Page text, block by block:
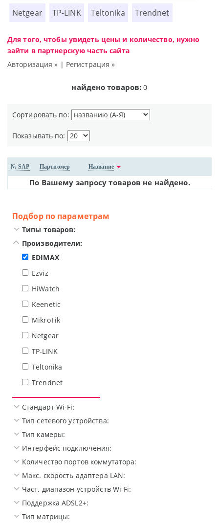
Netgear TP-LINK Teltonika Trendnet
Для того, чтобы увидеть цены и количество, нужно
зайти в партнерскую часть сайта
Авторизация » | Регистрация »
найдено товаров: 0
Сортировать по:
Показывать по:
№ SAP Партномер Название
По Вашему запросу товаров не найдено.
Подбор по параметрам
Типы товаров:
Производители:
EDIMAX
Ezviz
HiWatch
Keenetic
MikroTik
Netgear
TP-LINK
Teltonika
Trendnet
Стандарт Wi-Fi:
Тип сетевого устройства:
Тип камеры:
Интерфейс подключения:
Количество портов коммутатора:
Макс. скорость адаптера LAN:
Част. диапазон устройств Wi-Fi:
Поддержка ADSL2+:
Тип матрицы: